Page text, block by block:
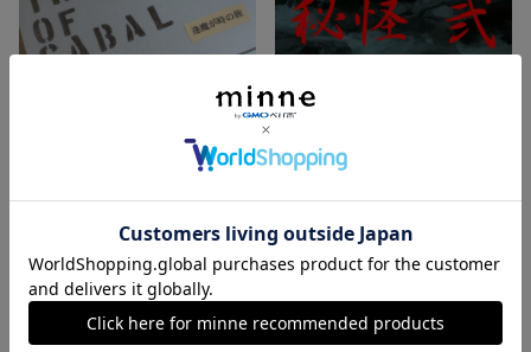
カバルの箱「逢魔が時の旅」
秘怪・弐
SOLD OUT